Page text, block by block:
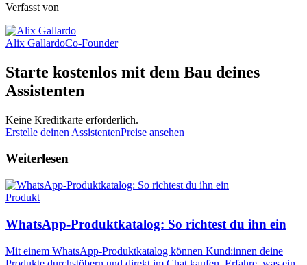
Verfasst von
Alix GallardoCo-Founder
Starte kostenlos mit dem Bau deines
Assistenten
Keine Kreditkarte erforderlich.
Erstelle deinen AssistentenPreise ansehen
Weiterlesen
Produkt
WhatsApp-Produktkatalog: So richtest du ihn ein
Mit einem WhatsApp-Produktkatalog können Kund:innen deine